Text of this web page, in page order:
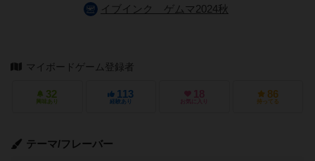
イブインク ゲムマ2024秋
マイボードゲーム登録者
32
興味あり
113
経験あり
18
お気に入り
86
持ってる
テーマ/フレーバー